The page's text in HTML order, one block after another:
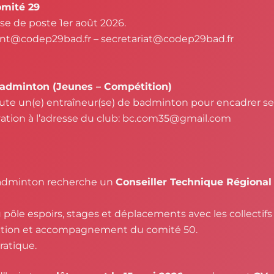
29
de poste 1er août 2026.
– secretariat@codep29bad.fr
(Jeunes – Compétition)
un(e) entraîneur(se) de badminton pour encadrer
à l’adresse du club: bc.com35@gmail.com
recherche un Conseiller Technique Régional
espoirs, stages et déplacements avec les
et accompagnement du comité 50.